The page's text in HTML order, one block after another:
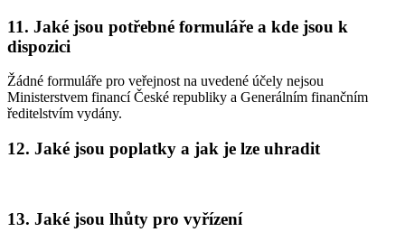
11. Jaké jsou potřebné formuláře a kde jsou k
dispozici
Žádné formuláře pro veřejnost na uvedené účely nejsou
Ministerstvem financí České republiky a Generálním finančním
ředitelstvím vydány.
12. Jaké jsou poplatky a jak je lze uhradit
13. Jaké jsou lhůty pro vyřízení